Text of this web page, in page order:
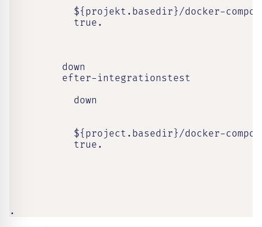
${projekt.basedir}/docker-
           true.
         down
         efter-integrationstest
           down
${project.basedir}/docker-
           true.
.